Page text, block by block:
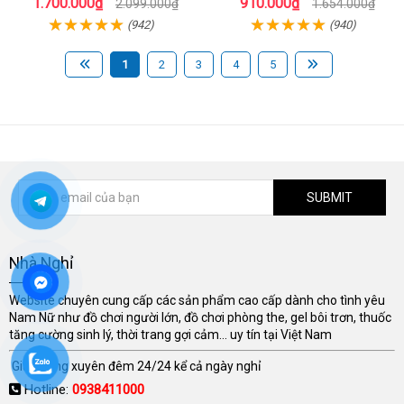
2.099.000₫
(942)
1.654.000₫
(940)
1 2 3 4 5
SUBMIT
Nhà Nghỉ
Website chuyên cung cấp các sản phẩm cao cấp dành cho tình yêu
Nam Nữ như đồ chơi người lớn, đồ chơi phòng the, gel bôi trơn, thuốc
tăng cường sinh lý, thời trang gợi cảm... uy tín tại Việt Nam
Giao hàng xuyên đêm 24/24 kể cả ngày nghỉ
Hotline: 0938411000